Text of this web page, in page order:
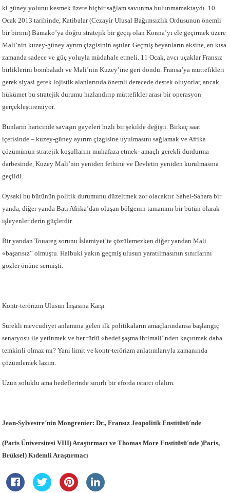
ki güney yolunu kesmek üzere hiçbir sağlam savunma bulunmamaktaydı. 10
Ocak 2013 tarihinde, Katibalar (Cezayir Ulusal Bağımsızlık Ordusunun önemli
bir birimi) Bamako’ya doğru stratejik bir geçiş olan Konna’yı ele geçirmek üzere
Mali’nin kuzey-güney ayrım çizgisinin aştılar. Geçmiş beyanların aksine, en kısa
zamanda sadece ve güç yoluyla müdahale etmeli. 11 Ocak, avcı uçaklar Fransız
birliklerini bombaladı ve Mali’nin Kuzey’ine geri döndü. Fransa’ya müttefikleri
gerek siyasi gerek lojistik alanlarında önemli derecede destek oluyorlar, ancak
hükümet bu stratejik durumu hızlandırıp müttefikler arası bir operasyon
gerçekleştiremiyor.
Bunların haricinde savaşın gayeleri hızlı bir şekilde değişti. Birkaç saat
içerisinde – kuzey-güney ayırım çizgisine uyulmasını sağlamak ve Afrika
çözümünün stratejik koşullarını muhafaza etmek- amaçlı gerekli durdurma
darbesinde, Kuzey Mali’nin yeniden fethine ve Devletin yeniden kurulmasına
geçildi.
Oysaki bu bütünün politik durumunu düzeltmek zor olacaktır. Sahel-Sahara bir
yanda, diğer yanda Batı Afrika’dan oluşan bölgenin tamamını bir bütün olarak
işleyenler derin güçlerdir.
Bir yandan Touareg sorunu İslamiyet’te çözülemezken diğer yandan Mali
«başarısız” olmuştu. Halbuki yakın geçmiş ulusun yaratılmasının sınırlarını
gözler önüne sermişti.
Kontr-terörizm Ulusun İnşasına Karşı
Sürekli mevcudiyet anlamına gelen ilk politikaların amaçlarındansa başlangıç
senaryosu ile yetinmek ve her türlü «hedef şaşma ihtimali”nden kaçınmak daha
temkinli olmaz mı? Yani limit ve kontr-terörizm anlatımlarıyla zamanında
çözümlemek lazım.
Uzun soluklu ama hedeflerinde sınırlı bir eforda ısrarcı olalım.
Jean-Sylvestre´nin Mongrenier: Dr., Fransız Jeopolitik Enstitüsü´nde
(Paris Üniversitesi VIII) Araştırmacı ve Thomas More Enstitüsü´nde )Paris,
Brüksel) Kıdemli Araştırmacı